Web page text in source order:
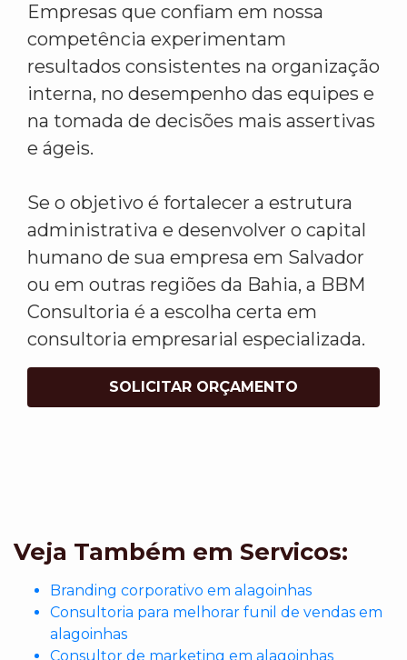
Empresas que confiam em nossa
competência experimentam
resultados consistentes na organização
interna, no desempenho das equipes e
na tomada de decisões mais assertivas
e ágeis.
Se o objetivo é fortalecer a estrutura
administrativa e desenvolver o capital
humano de sua empresa em Salvador
ou em outras regiões da Bahia, a BBM
Consultoria é a escolha certa em
consultoria empresarial especializada.
SOLICITAR ORÇAMENTO
Veja Também em Servicos:
Branding corporativo em alagoinhas
Consultoria para melhorar funil de vendas em
alagoinhas
Consultor de marketing em alagoinhas